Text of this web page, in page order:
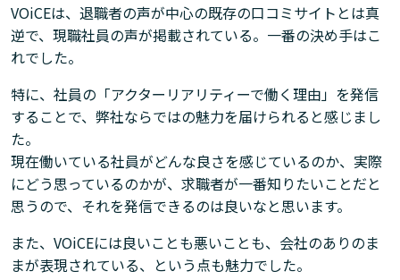
VOiCEは、退職者の声が中心の既存の口コミサイトとは真
逆で、現職社員の声が掲載されている。一番の決め手はこ
れでした。
特に、社員の「アクターリアリティーで働く理由」を発信
することで、弊社ならではの魅力を届けられると感じまし
た。
現在働いている社員がどんな良さを感じているのか、実際
にどう思っているのかが、求職者が一番知りたいことだと
思うので、それを発信できるのは良いなと思います。
また、VOiCEには良いことも悪いことも、会社のありのま
まが表現されている、という点も魅力でした。